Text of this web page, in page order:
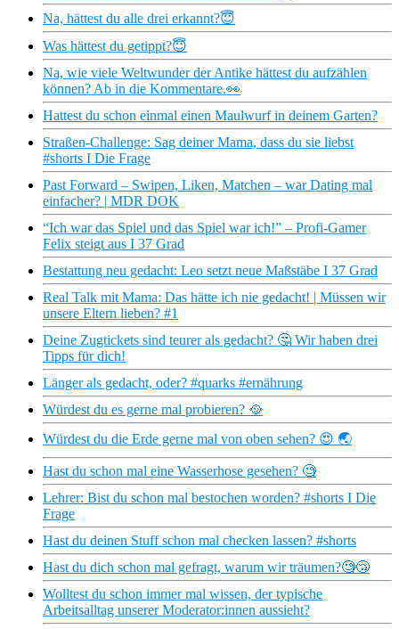
Na, hättest du alle drei erkannt?😇
Was hättest du getippt?😇
Na, wie viele Weltwunder der Antike hättest du aufzählen
können? Ab in die Kommentare.👀
Hattest du schon einmal einen Maulwurf in deinem Garten?
Straßen-Challenge: Sag deiner Mama, dass du sie liebst
#shorts I Die Frage
Past Forward – Swipen, Liken, Matchen – war Dating mal
einfacher? | MDR DOK
“Ich war das Spiel und das Spiel war ich!” – Profi-Gamer
Felix steigt aus I 37 Grad
Bestattung neu gedacht: Leo setzt neue Maßstäbe I 37 Grad
Real Talk mit Mama: Das hätte ich nie gedacht! | Müssen wir
unsere Eltern lieben? #1
Deine Zugtickets sind teurer als gedacht? 🤔 Wir haben drei
Tipps für dich!
Länger als gedacht, oder? #quarks #ernährung
Würdest du es gerne mal probieren? 🥘
Würdest du die Erde gerne mal von oben sehen? 😍 🌏
Hast du schon mal eine Wasserhose gesehen? 🧐
Lehrer: Bist du schon mal bestochen worden? #shorts I Die
Frage
Hast du deinen Stuff schon mal checken lassen? #shorts
Hast du dich schon mal gefragt, warum wir träumen?🧐😴
Wolltest du schon immer mal wissen, der typische
Arbeitsalltag unserer Moderator:innen aussieht?